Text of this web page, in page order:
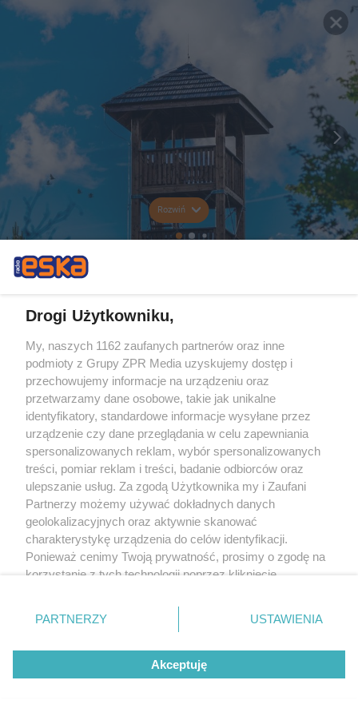
Rozwiń
Drogi Użytkowniku,
My, naszych 1162 zaufanych partnerów oraz inne
podmioty z Grupy ZPR Media uzyskujemy dostęp i
przechowujemy informacje na urządzeniu oraz
przetwarzamy dane osobowe, takie jak unikalne
identyfikatory, standardowe informacje wysyłane przez
urządzenie czy dane przeglądania w celu zapewniania
spersonalizowanych reklam, wybór spersonalizowanych
treści, pomiar reklam i treści, badanie odbiorców oraz
ulepszanie usług. Za zgodą Użytkownika my i Zaufani
Partnerzy możemy używać dokładnych danych
geolokalizacyjnych oraz aktywnie skanować
charakterystykę urządzenia do celów identyfikacji.
Ponieważ cenimy Twoją prywatność, prosimy o zgodę na
korzystanie z tych technologii poprzez kliknięcie
zmienić/wycofać klikając przycisk ustawień prywatności
znajdujący się w lewym dolnym rogu strony
rodzaje przetwarzania danych nie wymagają zgody
użytkownika, ale masz prawo sprzeciwić się takiemu
przetwarzaniu. Preferencje będą miały zastosowanie tylko
PARTNERZY USTAWIENIA
Akceptuję